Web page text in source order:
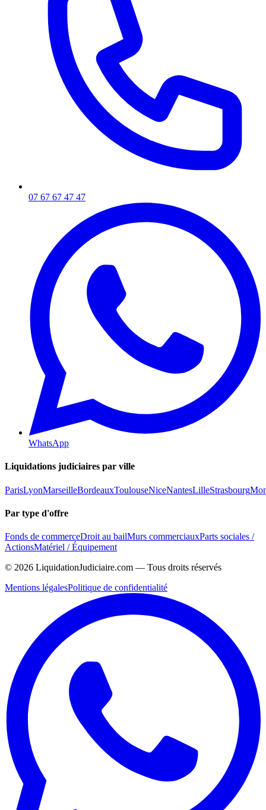
07 67 67 47 47
WhatsApp
Liquidations judiciaires par ville
ParisLyonMarseilleBordeauxToulouseNiceNantesLilleStrasbourg
Par type d'offre
Fonds de commerceDroit au bailMurs commerciauxParts sociales /
ActionsMatériel / Équipement
© 2026 LiquidationJudiciaire.com — Tous droits réservés
Mentions légalesPolitique de confidentialité